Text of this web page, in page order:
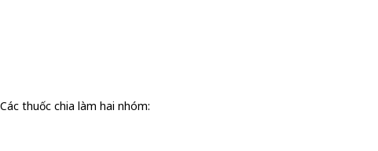
thuốc chia làm hai nhóm: